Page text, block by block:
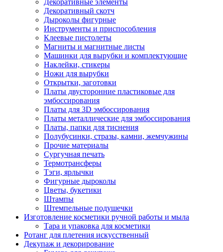
Декоративные элементы
Декоративный скотч
Дыроколы фигурные
Инструменты и приспособления
Клеевые пистолеты
Магниты и магнитные листы
Машинки для вырубки и комплектующие
Наклейки, стикеры
Ножи для вырубки
Открытки, заготовки
Платы двусторонние пластиковые для
эмбоссирования
Платы для 3D эмбоссирования
Платы металлические для эмбоссирования
Платы, папки для тиснения
Полубусинки, стразы, камни, жемчужины
Прочие материалы
Сургучная печать
Термотрансферы
Тэги, ярлычки
Фигурные дыроколы
Цветы, букетики
Штампы
Штемпельные подушечки
Изготовление косметики ручной работы и мыла
Тара и упаковка для косметики
Ротанг для плетения искусственный
Декупаж и декорирование